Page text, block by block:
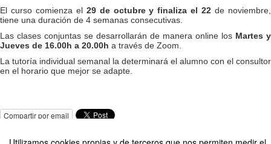
El curso comienza el 29 de octubre y finaliza el 22 de noviembre,
tiene una duración de 4 semanas consecutivas.
Las clases conjuntas se desarrollarán de manera online los Martes y
Jueves de 16.00h a 20.00h a través de Zoom.
La tutoría individual semanal la determinará el alumno con el consultor
en el horario que mejor se adapte.
Compartir por email